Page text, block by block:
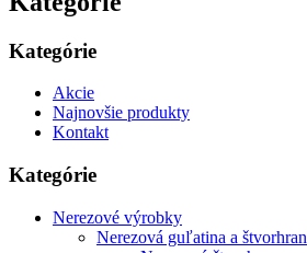
Kategórie
Akcie
Najnovšie produkty
Kontakt
Kategórie
Nerezové výrobky
Nerezová guľatina a štvorhran